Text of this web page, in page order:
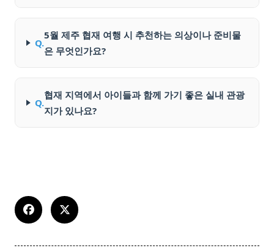
Q.
5월 제주 협재 여행 시 추천하는 의상이나 준비물
은 무엇인가요?
Q.
협재 지역에서 아이들과 함께 가기 좋은 실내 관광
지가 있나요?